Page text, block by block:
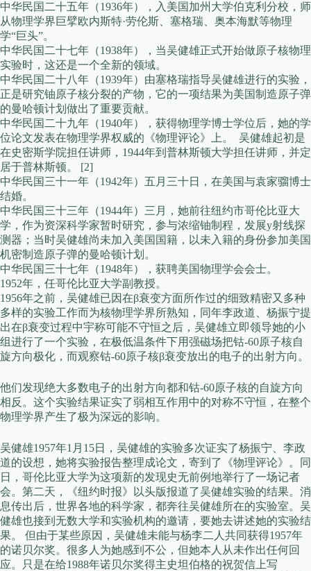
中华民国二十五年（1936年），入美国加州大学伯克利分校，师
从物理学界巨擘欧内斯特·劳伦斯、塞格瑞、奥本海默等物理
学“巨头”。
中华民国二十七年（1938年），当吴健雄正式开始做原子核物理
实验时，这还是一个全新的领域。
中华民国二十八年（1939年）由塞格瑞指导吴健雄进行的实验，
正是研究铀原子核分裂的产物，它的一项结果为美国制造原子弹
的曼哈顿计划做出了重要贡献。
中华民国二十九年（1940年），获得物理学博士学位后，她的学
位论文发表在物理学界权威的《物理评论》上。 吴健雄起初是
在史密斯学院担任讲师，1944年到普林斯顿大学担任讲师，并定
居于普林斯顿。 [2]
中华民国三十一年（1942年）五月三十日，在美国与袁家骝博士
结婚。
中华民国三十三年（1944年）三月，她前往纽约市哥伦比亚大
学，作为资深科学家暂时研究，参与浓缩铀制程，发展y射线探
测器；当时吴健雄尚未加入美国国籍，以未入籍的身份参加美国
机密制造原子弹的曼哈顿计划。
中华民国三十七年（1948年），获聘美国物理学会会士。
1952年，任哥伦比亚大学副教授。
1956年之前，吴健雄已因在β衰变方面所作过的细致精密又多种
多样的实验工作而为核物理学界所熟知，同年李政道、杨振宁提
出在β衰变过程中宇称可能不守恒之后，吴健雄立即领导她的小
组进行了一个实验，在极低温条件下用强磁场把钴-60原子核自
旋方向极化，而观察钴-60原子核β衰变放出的电子的出射方向。
他们发现绝大多数电子的出射方向都和钴-60原子核的自旋方向
相反。这个实验结果证实了弱相互作用中的对称不守恒，在整个
物理学界产生了极为深远的影响。
吴健雄1957年1月15日，吴健雄的实验多次证实了杨振宁、李政
道的设想，她将实验报告整理成论文，寄到了《物理评论》。同
日，哥伦比亚大学为这项新的发现史无前例地举行了一场记者
会。第二天，《纽约时报》以头版报道了吴健雄实验的结果。消
息传出后，世界各地的科学家，都奔往吴健雄所在的实验室。吴
健雄也接到无数大学和实验机构的邀请，要她去讲述她的实验结
果。 但由于某些原因，吴健雄未能与杨李二人共同获得1957年
的诺贝尔奖。很多人为她感到不公，但她本人从未作出任何回
应。只是在给1988年诺贝尔奖得主史坦伯格的祝贺信上写